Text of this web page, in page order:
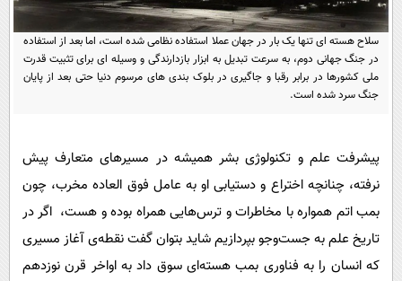
باشگاه مغز
مجله تصویری سلاح
اقتصاد
ورزش
سیاست
محیط زیست
سلامت
عصر ایران 2
خواندنی ها و دیدنی ها
داستان کوتاه
آموزش زبان
سلاح هسته ای تنها یک بار در جهان عملا استفاده نظامی شده است، اما بعد از استفاده
در جنگ جهانی دوم، به سرعت تبدیل به ابزار بازدارندگی و وسیله ای برای تثبیت قدرت
ملی کشورها در برابر رقبا و جاگیری در بلوک بندی های مرسوم دنیا حتی بعد از پایان
جنگ سرد شده است.
پیشرفت علم و تکنولوژی بشر همیشه در مسیرهای متعارف پیش
نرفته، چنانچه اختراع و دستیابی او به عامل فوق العاده مخرب، چون
بمب اتم همواره با مخاطرات و ترس‌هایی همراه بوده و هست، اگر در
تاریخ علم به جست‌و‌جو بپردازیم شاید بتوان گفت نقطه‌ی آغاز مسیری
که انسان را به فناوری بمب هسته‌ای سوق داد به اواخر قرن نوزدهم